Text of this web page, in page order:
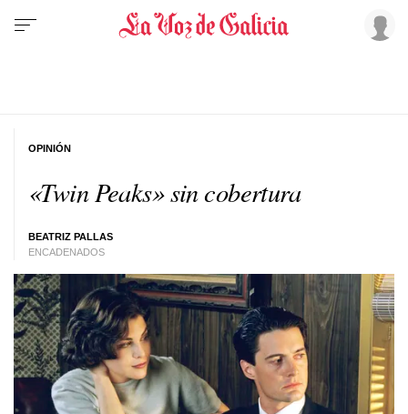
«Twin Peaks» sin cobertura
BEATRIZ PALLAS
ENCADENADOS
OPINIÓN